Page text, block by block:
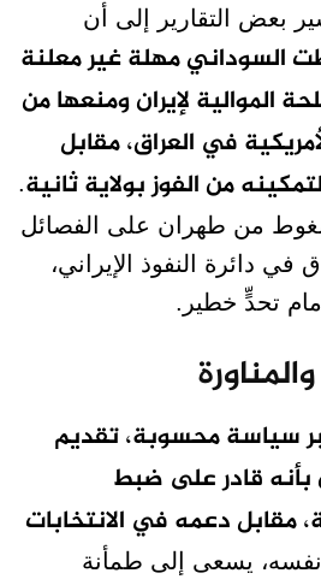
بعض التقارير إلى أن
السوداني مهلة غير معلنة
الموالية لإيران ومنعها من
في العراق، مقابل
من الفوز بولاية ثانية.
من طهران على الفصائل
في دائرة النفوذ الإيراني،
تحدٍّ خطير.
سياسة محسوبة، تقديم
بأنه قادر على ضبط
مقابل دعمه في الانتخابات
يسعى إلى طمأنة